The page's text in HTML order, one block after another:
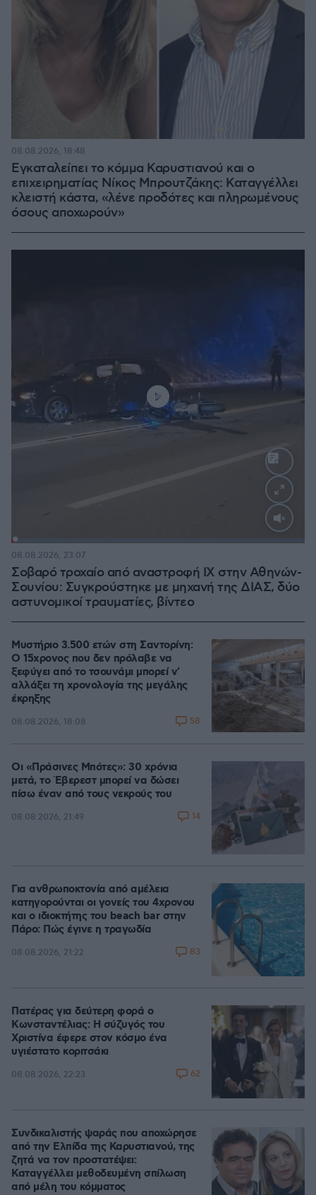
Εγκαταλείπει το κόμμα Καρυστιανού και ο
επιχειρηματίας Νίκος Μπρουτζάκης: Καταγγέλλει
κλειστή κάστα, «λένε προδότες και πληρωμένους
όσους αποχωρούν»
08.08.2026, 18:48
Σοβαρό τροχαίο από αναστροφή ΙΧ στην Αθηνών-
Σουνίου: Συγκρούστηκε με μηχανή της ΔΙΑΣ, δύο
αστυνομικοί τραυματίες, βίντεο
08.08.2026, 23:07
Μυστήριο 3.500 ετών στη Σαντορίνη:
Ο 15χρονος που δεν πρόλαβε να
ξεφύγει από το τσουνάμι μπορεί ν'
αλλάξει τη χρονολογία της μεγάλης
έκρηξης
08.08.2026, 18:08 58
Οι «Πράσινες Μπότες»: 30 χρόνια
μετά, το Έβερεστ μπορεί να δώσει
πίσω έναν από τους νεκρούς του
08.08.2026, 21:49 14
Για ανθρωποκτονία από αμέλεια
κατηγορούνται οι γονείς του 4χρονου
και ο ιδιοκτήτης του beach bar στην
Πάρο: Πώς έγινε η τραγωδία
08.08.2026, 21:22 83
Πατέρας για δεύτερη φορά ο
Κωνσταντέλιας: Η σύζυγός του
Χριστίνα έφερε στον κόσμο ένα
υγιέστατο κοριτσάκι
08.08.2026, 22:23 62
Συνδικαλιστής ψαράς που αποχώρησε
από την Ελπίδα της Καρυστιανού, της
ζητά να τον προστατέψει:
Καταγγέλλει μεθοδευμένη σπίλωση
από μέλη του κόμματος